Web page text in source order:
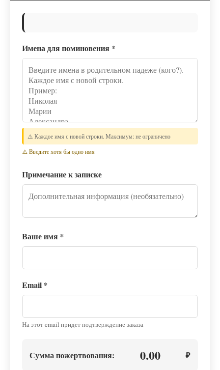
Имена для поминовения *
⚠️ Каждое имя с новой строки. Максимум: не ограничено
⚠️ Введите хотя бы одно имя
Примечание к записке
Ваше имя *
Email *
На этот email придет подтверждение заказа
Сумма пожертвования: 0.00 ₽